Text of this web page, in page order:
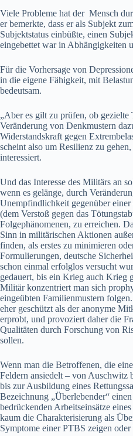
Viele Probleme hat der Mensch
er bemerkte, dass er als Subjekt
Subjektstatus einbüßte, einen
eingebettet war in Abhängigkeiten
Für die Vorhersage von
in die eigene Fähigkeit, mit
bedeutsam.
„Aber es gilt zu prüfen, ob gezielte
Veränderung von Denkmustern
Widerstandskraft gegen
scheint also um Resilienz zu
interessiert.
Und das Interesse des Militärs an
wenn es gelänge, durch
Unempfindlichkeit gegenüber
(dem Verstoß gegen das
Folgephänomenen, zu erreichen.
Sinn in militärischen Aktionen
finden, als erstes zu minimieren
Formulierungen, deutsche
schon einmal erfolglos versucht
gedauert, bis ein Krieg auch Krieg
Militär konzentriert man sich
eingeübten Familienmustern
eher geschützt als der anonyme
erprobt, und provoziert daher die
Qualitäten durch Forschung von
sollen.
Wenn man die Betroffenen, die
Feldern ansiedelt – von Auschwitz
bis zur Ausbildung eines
Bezeichnung „Überlebender“
bedrückenden Arbeitseinsätze
kaum die Charakterisierung als
Symptome einer PTBS zeigen oder